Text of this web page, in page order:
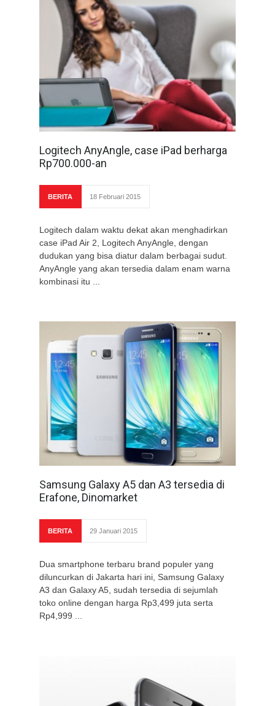
Logitech AnyAngle, case iPad berharga
Rp700.000-an
BERITA 18 Februari 2015
Logitech dalam waktu dekat akan menghadirkan
case iPad Air 2, Logitech AnyAngle, dengan
dudukan yang bisa diatur dalam berbagai sudut.
AnyAngle yang akan tersedia dalam enam warna
kombinasi itu ...
Samsung Galaxy A5 dan A3 tersedia di
Erafone, Dinomarket
BERITA 29 Januari 2015
Dua smartphone terbaru brand populer yang
diluncurkan di Jakarta hari ini, Samsung Galaxy
A3 dan Galaxy A5, sudah tersedia di sejumlah
toko online dengan harga Rp3,499 juta serta
Rp4,999 ...